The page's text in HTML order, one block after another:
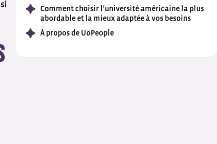
Comment choisir l’université américaine la plus
abordable et la mieux adaptée à vos besoins
À propos de UoPeople